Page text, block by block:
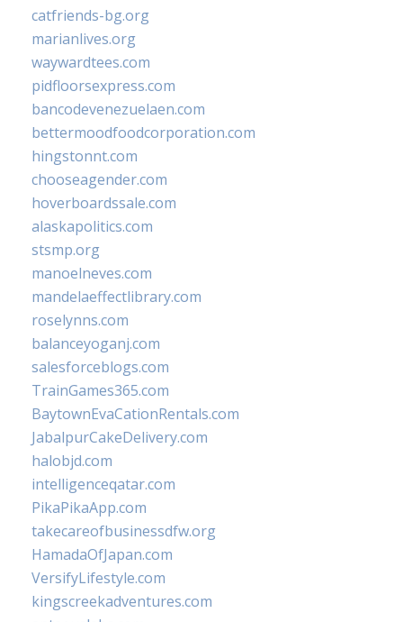
catfriends-bg.org
marianlives.org
waywardtees.com
pidfloorsexpress.com
bancodevenezuelaen.com
bettermoodfoodcorporation.com
hingstonnt.com
chooseagender.com
hoverboardssale.com
alaskapolitics.com
stsmp.org
manoelneves.com
mandelaeffectlibrary.com
roselynns.com
balanceyoganj.com
salesforceblogs.com
TrainGames365.com
BaytownEvaCationRentals.com
JabalpurCakeDelivery.com
halobjd.com
intelligenceqatar.com
PikaPikaApp.com
takecareofbusinessdfw.org
HamadaOfJapan.com
VersifyLifestyle.com
kingscreekadventures.com